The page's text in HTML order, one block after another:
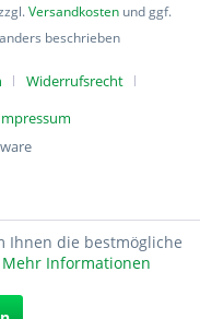
Versandkosten und ggf.
beschrieben
Widerrufsrecht
Ihnen die bestmögliche
Mehr Informationen